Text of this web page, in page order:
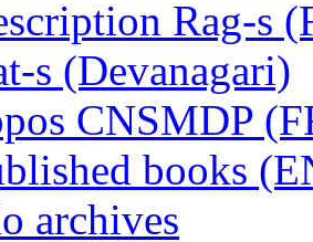
Rag-s
s (Devanagari)
CNSMDP
books
archives